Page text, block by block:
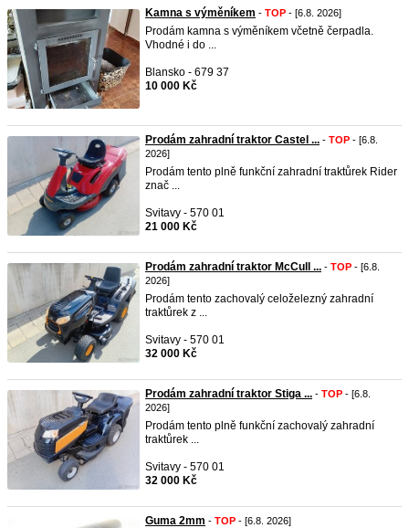
Kamna s výměníkem - TOP - [6.8. 2026]
Prodám kamna s výměníkem včetně čerpadla.
Vhodné i do ...
Blansko - 679 37
10 000 Kč
Prodám zahradní traktor Castel ... - TOP - [6.8.
2026]
Prodám tento plně funkční zahradní traktůrek Rider
znač ...
Svitavy - 570 01
21 000 Kč
Prodám zahradní traktor McCull ... - TOP - [6.8.
2026]
Prodám tento zachovalý celoželezný zahradní
traktůrek z ...
Svitavy - 570 01
32 000 Kč
Prodám zahradní traktor Stiga ... - TOP - [6.8.
2026]
Prodám tento plně funkční zachovalý zahradní
traktůrek ...
Svitavy - 570 01
32 000 Kč
Guma 2mm - TOP - [6.8. 2026]